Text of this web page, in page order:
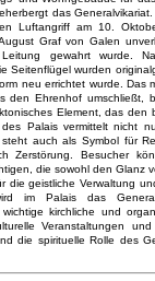
das
Luftangriff am 10.
Graf von Galen
gewahrt wurde.
Seitenflügel wurden
neu errichtet wurde. Das
den Ehrenhof umschließt,
Element, das den
Palais vermittelt nicht
auch als Symbol für
Zerstörung. Besucher
die sowohl den Glanz
die geistliche Verwaltung
im Palais das
kirchliche und
Veranstaltungen
die spirituelle Rolle des